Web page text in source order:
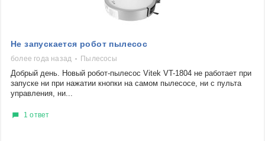
Не запускается робот пылесос
более года назад Пылесосы
Добрый день. Новый робот-пылесос Vitek VT-1804 не работает при
запуске ни при нажатии кнопки на самом пылесосе, ни с пульта
управления, ни...
1 ответ